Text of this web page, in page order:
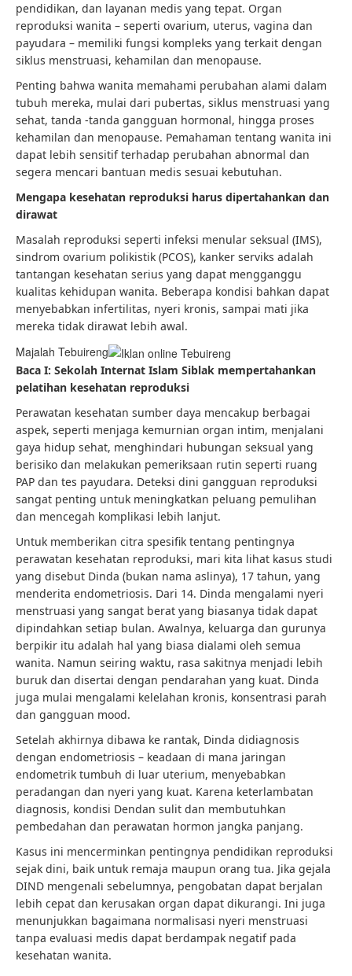
pendidikan, dan layanan medis yang tepat. Organ
reproduksi wanita – seperti ovarium, uterus, vagina dan
payudara – memiliki fungsi kompleks yang terkait dengan
siklus menstruasi, kehamilan dan menopause.
Penting bahwa wanita memahami perubahan alami dalam
tubuh mereka, mulai dari pubertas, siklus menstruasi yang
sehat, tanda -tanda gangguan hormonal, hingga proses
kehamilan dan menopause. Pemahaman tentang wanita ini
dapat lebih sensitif terhadap perubahan abnormal dan
segera mencari bantuan medis sesuai kebutuhan.
Mengapa kesehatan reproduksi harus dipertahankan dan
dirawat
Masalah reproduksi seperti infeksi menular seksual (IMS),
sindrom ovarium polikistik (PCOS), kanker serviks adalah
tantangan kesehatan serius yang dapat mengganggu
kualitas kehidupan wanita. Beberapa kondisi bahkan dapat
menyebabkan infertilitas, nyeri kronis, sampai mati jika
mereka tidak dirawat lebih awal.
Majalah Tebuireng
Baca I: Sekolah Internat Islam Siblak mempertahankan
pelatihan kesehatan reproduksi
Perawatan kesehatan sumber daya mencakup berbagai
aspek, seperti menjaga kemurnian organ intim, menjalani
gaya hidup sehat, menghindari hubungan seksual yang
berisiko dan melakukan pemeriksaan rutin seperti ruang
PAP dan tes payudara. Deteksi dini gangguan reproduksi
sangat penting untuk meningkatkan peluang pemulihan
dan mencegah komplikasi lebih lanjut.
Untuk memberikan citra spesifik tentang pentingnya
perawatan kesehatan reproduksi, mari kita lihat kasus studi
yang disebut Dinda (bukan nama aslinya), 17 tahun, yang
menderita endometriosis. Dari 14. Dinda mengalami nyeri
menstruasi yang sangat berat yang biasanya tidak dapat
dipindahkan setiap bulan. Awalnya, keluarga dan gurunya
berpikir itu adalah hal yang biasa dialami oleh semua
wanita. Namun seiring waktu, rasa sakitnya menjadi lebih
buruk dan disertai dengan pendarahan yang kuat. Dinda
juga mulai mengalami kelelahan kronis, konsentrasi parah
dan gangguan mood.
Setelah akhirnya dibawa ke rantak, Dinda didiagnosis
dengan endometriosis – keadaan di mana jaringan
endometrik tumbuh di luar uterium, menyebabkan
peradangan dan nyeri yang kuat. Karena keterlambatan
diagnosis, kondisi Dendan sulit dan membutuhkan
pembedahan dan perawatan hormon jangka panjang.
Kasus ini mencerminkan pentingnya pendidikan reproduksi
sejak dini, baik untuk remaja maupun orang tua. Jika gejala
DIND mengenali sebelumnya, pengobatan dapat berjalan
lebih cepat dan kerusakan organ dapat dikurangi. Ini juga
menunjukkan bagaimana normalisasi nyeri menstruasi
tanpa evaluasi medis dapat berdampak negatif pada
kesehatan wanita.